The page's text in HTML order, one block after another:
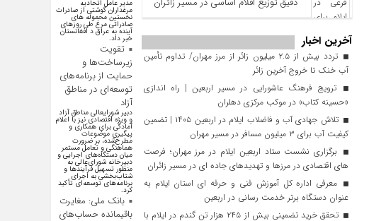
آخرین اخبار
تردد بیش از ۲.۵ میلیون زائر از مرز مهران/ تداوم تأمین
آب خنک تا خروج آخرین زائر
ترویج فرهنگ عاشورایی در مسیر اربعین | راه‌ اندازی
«حسینه کتاب» در موکب مرکزی دهلران
تلاش جهادی آب و فاضلاب ایلام در اربعین ۱۴۰۵ | تضمین
کیفیت آب برای ۳ میلیون مسافر در مسیر مهران
برگزاری نشست ستاد اربعین ایلام در مرز مهران؛ فرصت‌
های اقتصادی در مرزها و تهدیدهای جاده‌ ای در مسیر زائران
معرفی اداره کل آموزش فنی و حرفه‌ ای استان ایلام به‌
عنوان دستگاه برتر خدمت‌ رسانی در اربعین
تحقق خرید تضمینی بیش از ۲۴۵ هزار تن گندم در ایلام با
مدیر عامل اتحادیه
مرغداران گوشتی از صادرات
نخستین محموله های
صادراتی مرغ طی روزهای
آینده به عراق د افغانستان
خبر داد.
تقویت
زیرساخت‌ها و
حمایت از برنامه‌های
توسعه‌ای در مناطق
آزاد
دبیر شورایعالی مناطق آزاد
و ویژه اقتصادی نیز با اعلام
آمادگی برای همکاری و
پیگیری موضوعات
مطرح‌شده، بر ضرورت
هماهنگی و تعامل مستمر
میان دستگاه‌های اجرایی و
دبیرخانه شورای‌عالی به
منظور تسهیل فرآیند‌ها و
شتاب‌بخشی به اجرای
برنامه‌های توسعه‌ای تأکید
کرد.
بانک ملی: مغایرت
باقیمانده حساب‌های